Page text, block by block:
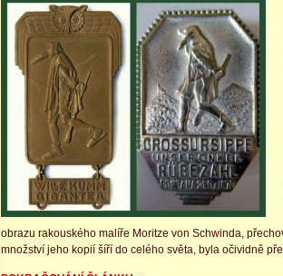
obrazu rakouského malíře Moritze von Schwinda,
množství jeho kopií šíří do celého světa, byla očividně